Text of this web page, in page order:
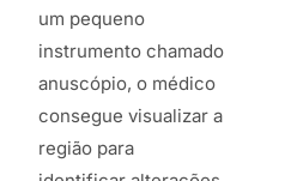
um pequeno
instrumento chamado
anuscópio, o médico
consegue visualizar a
região para